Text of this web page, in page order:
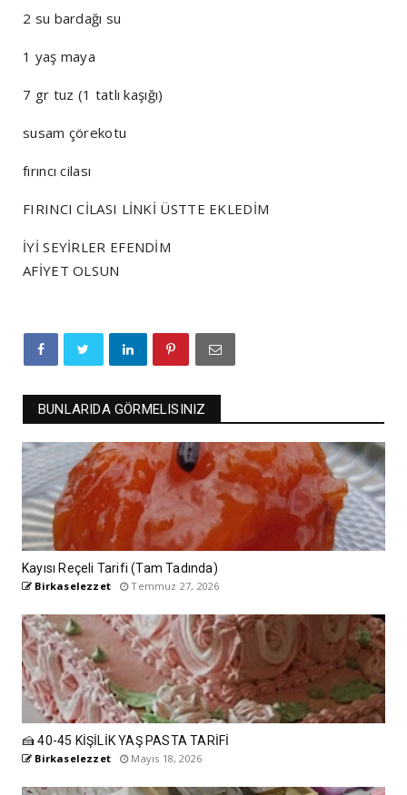
2 su bardağı su
1 yaş maya
7 gr tuz (1 tatlı kaşığı)
susam çörekotu
fırıncı cilası
FIRINCI CİLASI LİNKİ ÜSTTE EKLEDİM
İYİ SEYİRLER EFENDİM
AFİYET OLSUN
BUNLARIDA GÖRMELISINIZ
Kayısı Reçeli Tarifi (Tam Tadında)
Birkaselezzet Temmuz 27, 2026
🍰 40-45 KİŞİLİK YAŞ PASTA TARİFİ
Birkaselezzet Mayıs 18, 2026